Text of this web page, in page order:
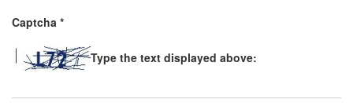
Captcha *
Type the text displayed above: